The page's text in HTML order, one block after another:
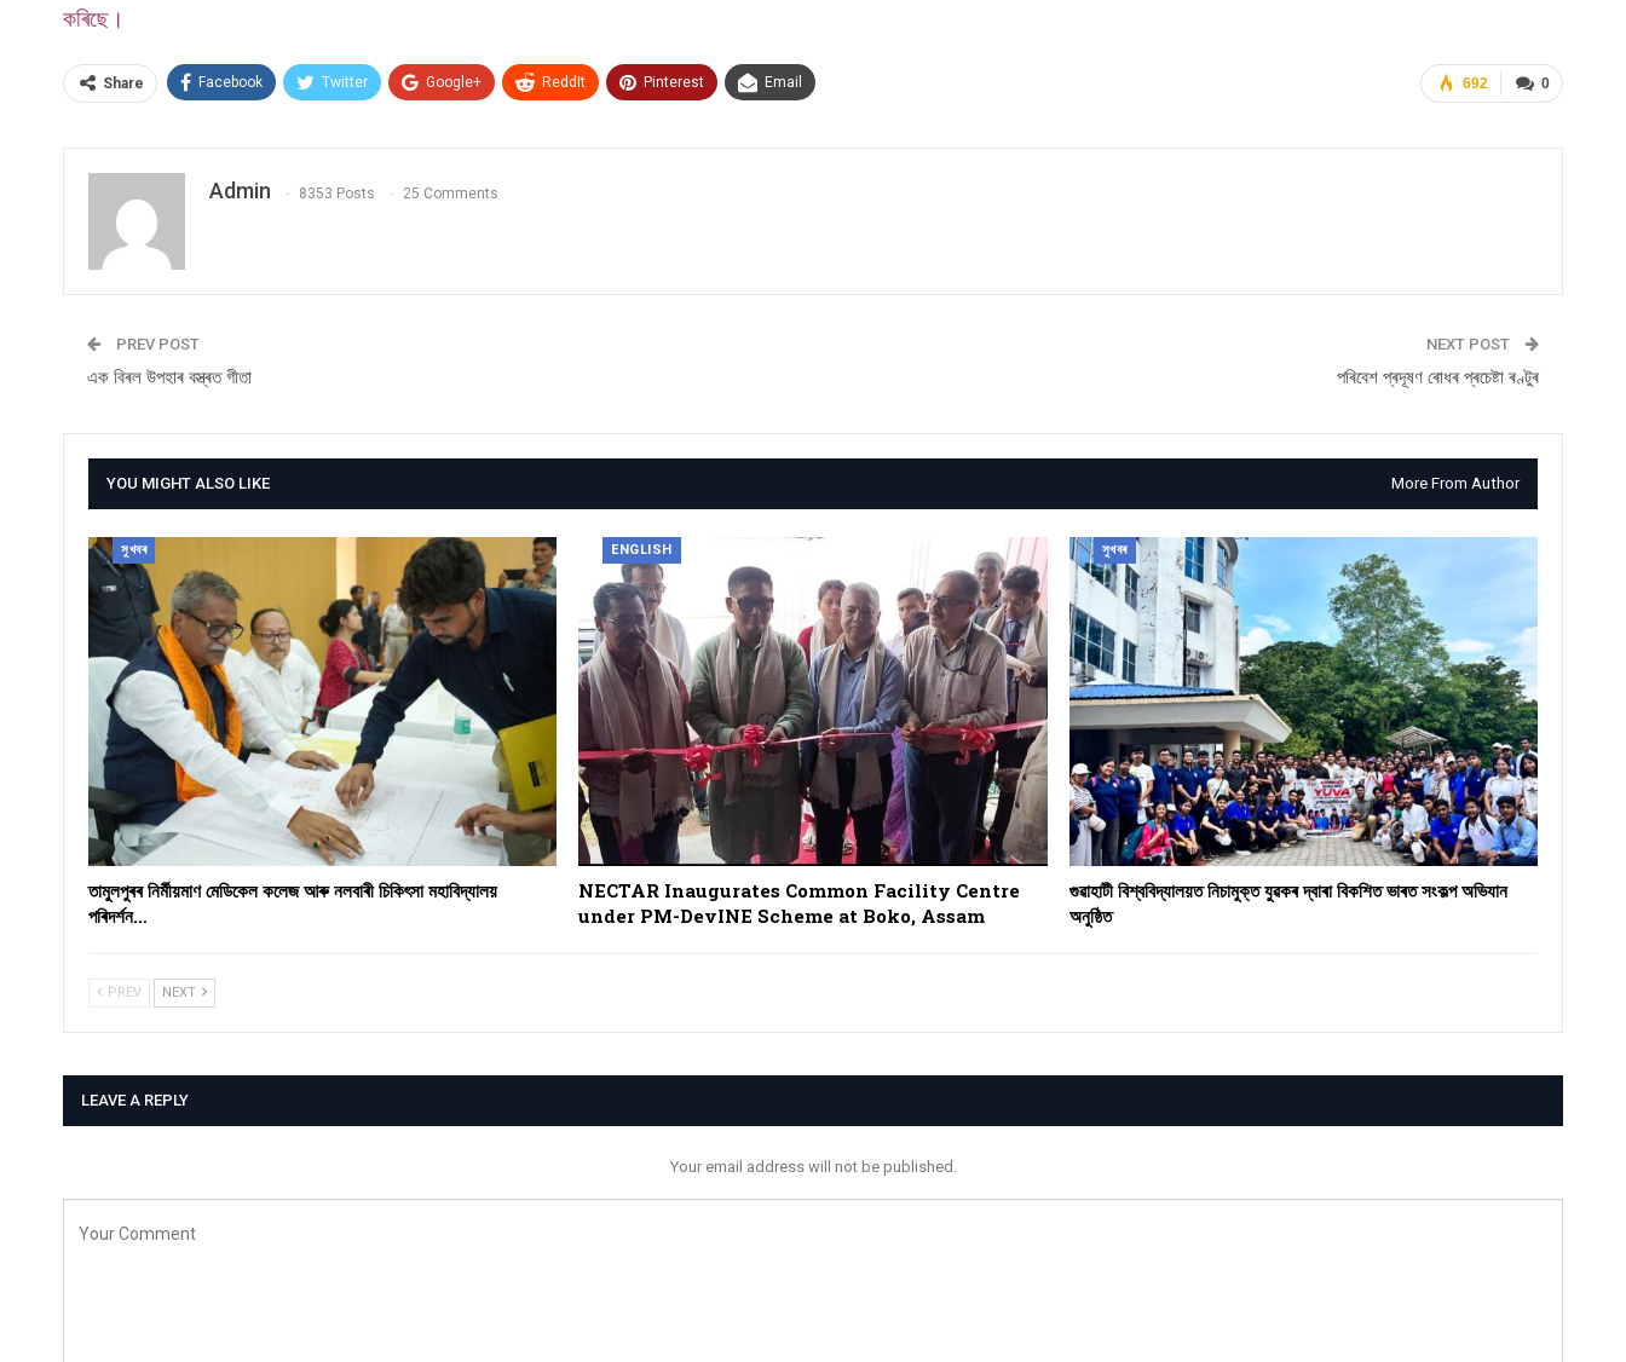
কৰিছে।
0
692
Share Facebook Twitter Google+ ReddIt Pinterest Email
Admin 8353 Posts 25 Comments
PREV POST
এক বিৰল উপহাৰ বস্ত্ৰত গীতা
NEXT POST
পৰিবেশ প্ৰদূষণ ৰোধৰ প্ৰচেষ্টা ৰণ্টুৰ
YOU MIGHT ALSO LIKE More From Author
সুখবৰ
তামুলপুৰৰ নিৰ্মীয়মাণ মেডিকেল কলেজ আৰু নলবাৰী চিকিৎসা মহাবিদ্যালয়
পৰিদৰ্শন…
ENGLISH
NECTAR Inaugurates Common Facility Centre
under PM-DevINE Scheme at Boko, Assam
সুখবৰ
গুৱাহাটী বিশ্ববিদ্যালয়ত নিচামুক্ত যুৱকৰ দ্বাৰা বিকশিত ভাৰত সংকল্প অভিযান
অনুষ্ঠিত
PREV NEXT
LEAVE A REPLY
Your email address will not be published.